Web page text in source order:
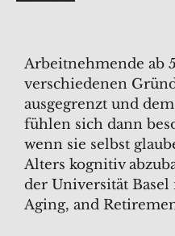
Arbeitnehmende ab
verschiedenen
ausgegrenzt und
fühlen sich dann
wenn sie selbst
Alters kognitiv
der Universität Basel
Aging, and